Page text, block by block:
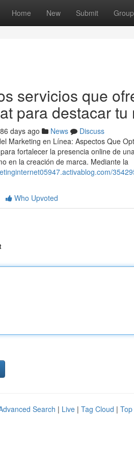
Home New Submit
servicios que
para destacar tu
days ago News
Discuss
Marketing en Línea: Aspectos Que
fortalecer la presencia online de
en la creación de marca. Mediante la
Who Upvoted
Search | Live | Tag Cloud |